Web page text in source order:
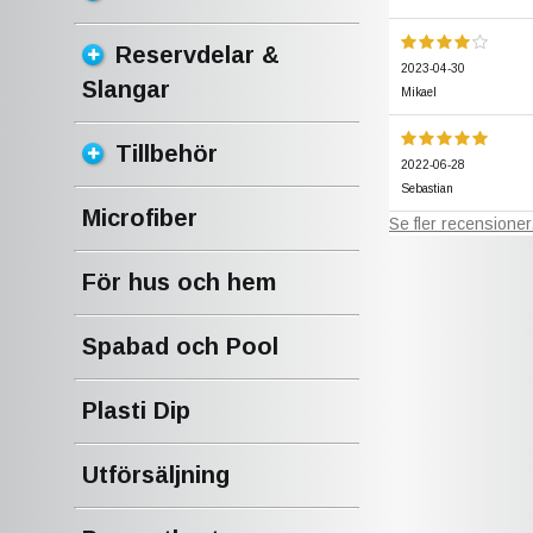
Reservdelar &
Slangar
Tillbehör
Microfiber
För hus och hem
Spabad och Pool
Plasti Dip
Utförsäljning
2023-04-30
Mikael
2022-06-28
Sebastian
Se fler